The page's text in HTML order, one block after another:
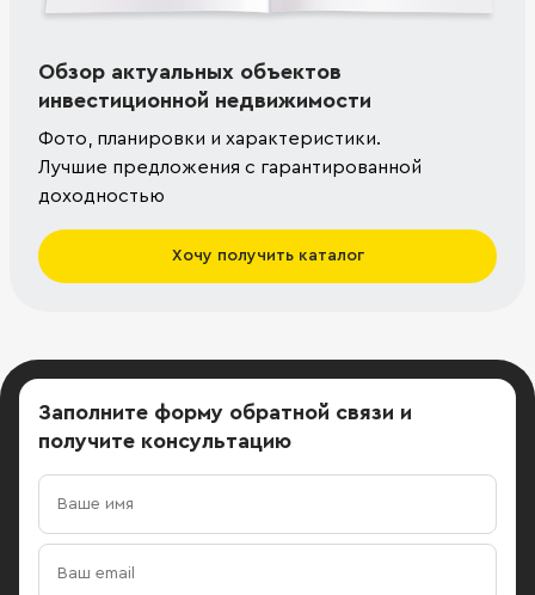
Обзор актуальных объектов
инвестиционной недвижимости
Фото, планировки и характеристики.
Лучшие предложения с гарантированной
доходностью
Хочу получить каталог
Заполните форму обратной связи и
получите консультацию